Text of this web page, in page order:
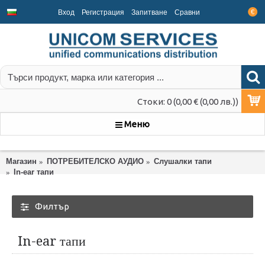
€
Вход Регистрация Запитване Срaвни
Стоки: 0 (0,00 € (0,00 лв.))
Меню
Магазин ПОТРЕБИТЕЛСКО АУДИО
Слушалки тапи
In-ear тапи
Филтър
In-ear тапи